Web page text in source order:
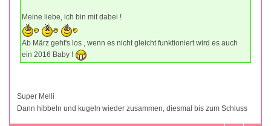
Meine liebe, ich bin mit dabei !
Ab März geht's los , wenn es nicht gleicht funktioniert wird es auch
ein 2016 Baby !
Super Melli
Dann hibbeln und kugeln wieder zusammen, diesmal bis zum Schluss